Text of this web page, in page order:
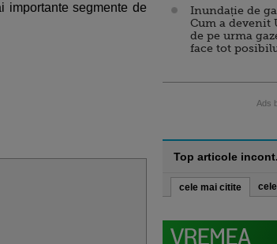
importante segmente de
Inundație de
Cum a devenit
de pe urma
face tot
Ads
Top articole
cele mai citite